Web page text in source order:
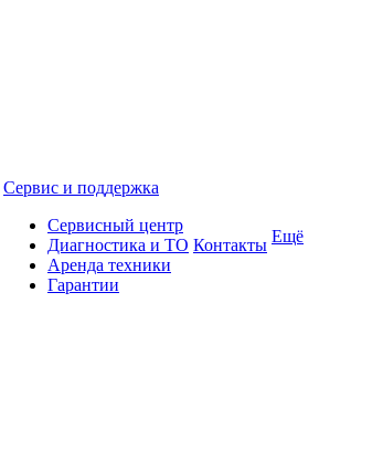
Сервис и поддержка
Сервисный центр
Диагностика и ТО
Аренда техники
Гарантии
Контакты Ещё